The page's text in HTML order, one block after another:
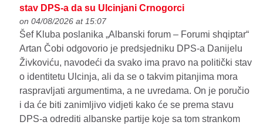
stav DPS-a da su Ulcinjani Crnogorci
on 04/08/2026 at 15:07
Šef Kluba poslanika „Albanski forum – Forumi shqiptar“
Artan Čobi odgovorio je predsjedniku DPS-a Danijelu
Živkoviću, navodeći da svako ima pravo na politički stav
o identitetu Ulcinja, ali da se o takvim pitanjima mora
raspravljati argumentima, a ne uvredama. On je poručio
i da će biti zanimljivo vidjeti kako će se prema stavu
DPS-a odrediti albanske partije koje sa tom strankom